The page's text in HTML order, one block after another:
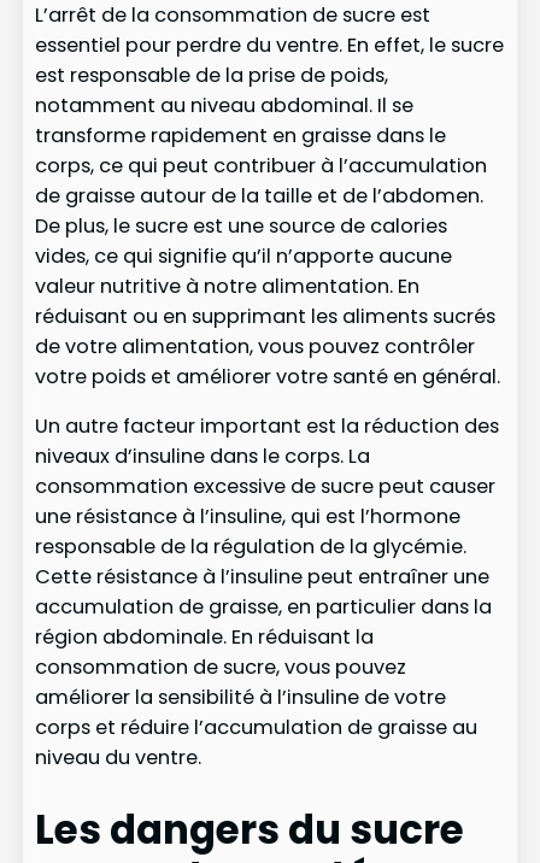
L’arrêt de la consommation de sucre est
essentiel pour perdre du ventre. En effet, le sucre
est responsable de la prise de poids,
notamment au niveau abdominal. Il se
transforme rapidement en graisse dans le
corps, ce qui peut contribuer à l’accumulation
de graisse autour de la taille et de l’abdomen.
De plus, le sucre est une source de calories
vides, ce qui signifie qu’il n’apporte aucune
valeur nutritive à notre alimentation. En
réduisant ou en supprimant les aliments sucrés
de votre alimentation, vous pouvez contrôler
votre poids et améliorer votre santé en général.
Un autre facteur important est la réduction des
niveaux d’insuline dans le corps. La
consommation excessive de sucre peut causer
une résistance à l’insuline, qui est l’hormone
responsable de la régulation de la glycémie.
Cette résistance à l’insuline peut entraîner une
accumulation de graisse, en particulier dans la
région abdominale. En réduisant la
consommation de sucre, vous pouvez
améliorer la sensibilité à l’insuline de votre
corps et réduire l’accumulation de graisse au
niveau du ventre.
Les dangers du sucre